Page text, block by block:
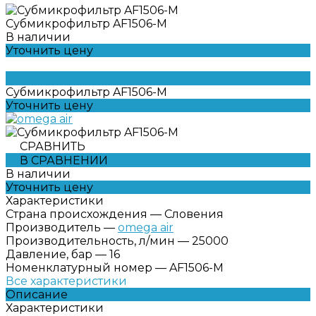
Субмикрофильтр AF1506-M
В наличии
Уточнить цену
Субмикрофильтр AF1506-M
Уточнить цену
СРАВНИТЬ
В СРАВНЕНИИ
В наличии
Уточнить цену
Характеристики
Страна происхождения — Словения
Производитель — omega air
Производительность, л/мин — 25000
Давление, бар — 16
Номенклатурный номер — AF1506-M
Все характеристики
Описание
Характеристики